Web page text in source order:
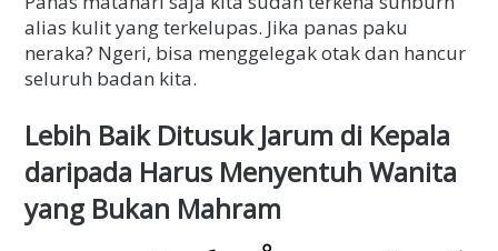
alias kulit yang terkelupas. Jika panas paku
neraka? Ngeri, bisa menggelegak otak dan hancur
seluruh badan kita.
Lebih Baik Ditusuk Jarum di Kepala
daripada Harus Menyentuh Wanita
yang Bukan Mahram